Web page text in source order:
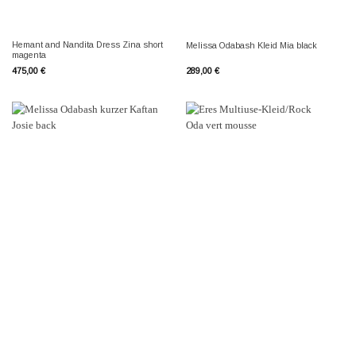
Hemant and Nandita Dress Zina short
magenta
475,00 €
Melissa Odabash Kleid Mia black
289,00 €